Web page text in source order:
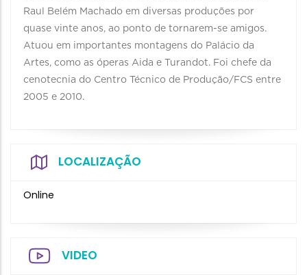
Raul Belém Machado em diversas produções por
quase vinte anos, ao ponto de tornarem-se amigos.
Atuou em importantes montagens do Palácio da
Artes, como as óperas Aida e Turandot. Foi chefe da
cenotecnia do Centro Técnico de Produção/FCS entre
2005 e 2010.
LOCALIZAÇÃO
Online
VIDEO